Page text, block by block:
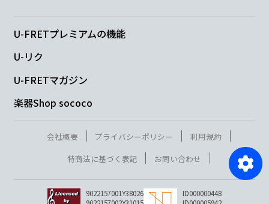
U-FRETプレミアムの機能
U-リク
U-FRETマガジン
楽器Shop sococo
会社概要 プライバシーポリシー
利用規約
特商法に基づく表記
お問い合わせ
9022157001Y38026
ID000000448